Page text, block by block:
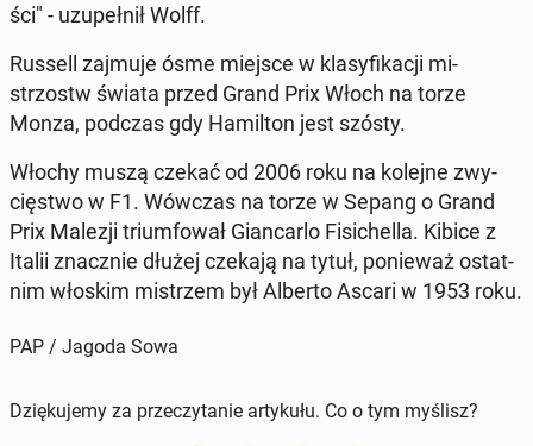
ści" - uzu­peł­nił Wolff.
Russell zajmuje ósme miejsce w kla­sy­fi­ka­cji mi­
strzostw świata przed Grand Prix Włoch na torze
Monza, podczas gdy Ha­mil­ton jest szósty.
Włochy muszą czekać od 2006 roku na kolejne zwy­
cię­stwo w F1. Wówczas na torze w Sepang o Grand
Prix Malezji trium­fo­wał Gian­car­lo Fi­si­chel­la. Kibice z
Italii znacz­nie dłużej czekają na tytuł, po­nie­waż ostat­
nim włoskim mi­strzem był Alberto Ascari w 1953 roku.
PAP / Jagoda Sowa
Dziękujemy za przeczytanie artykułu. Co o tym myślisz?